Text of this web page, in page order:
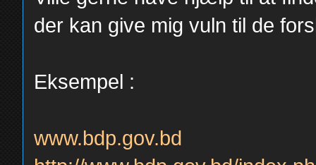
der kan give mig vuln til de
Eksempel :
www.bdp.gov.bd